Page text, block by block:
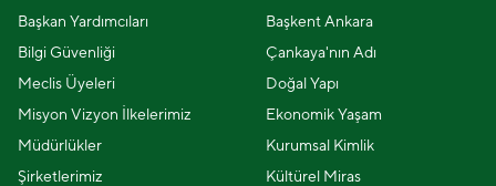
Başkan Yardımcıları
Bilgi Güvenliği
Meclis Üyeleri
Misyon Vizyon İlkelerimiz
Müdürlükler
Şirketlerimiz
Başkent Ankara
Çankaya'nın Adı
Doğal Yapı
Ekonomik Yaşam
Kurumsal Kimlik
Kültürel Miras